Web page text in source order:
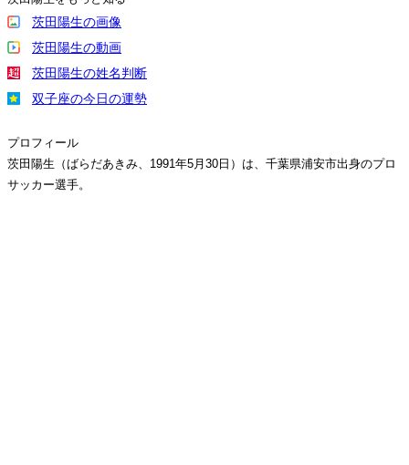
茨田陽生の画像
茨田陽生の動画
茨田陽生の姓名判断
双子座の今日の運勢
プロフィール
茨田陽生（ばらだあきみ、1991年5月30日）は、千葉県浦安市出身のプロ
サッカー選手。